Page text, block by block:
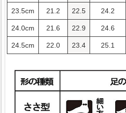
23.5cm 21.2 22.5 24.2
24.0cm 21.6 22.9 24.6
24.5cm 22.0 23.4 25.1